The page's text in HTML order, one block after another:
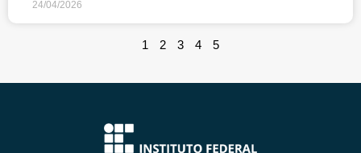
24/04/2026
1 2 3 4 5